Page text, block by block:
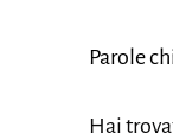
Parole
Hai